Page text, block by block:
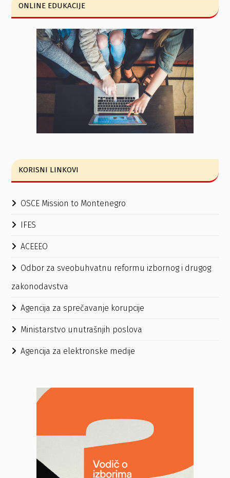
ONLINE EDUKACIJE
KORISNI LINKOVI
OSCE Mission to Montenegro
IFES
ACEEEO
Odbor za sveobuhvatnu reformu izbornog i drugog
zakonodavstva
Agencija za sprečavanje korupcije
Ministarstvo unutrašnjih poslova
Agencija za elektronske medije